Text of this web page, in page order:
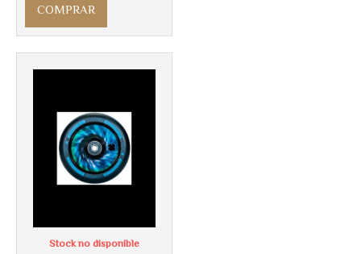
COMPRAR
Stock no disponible
Más info